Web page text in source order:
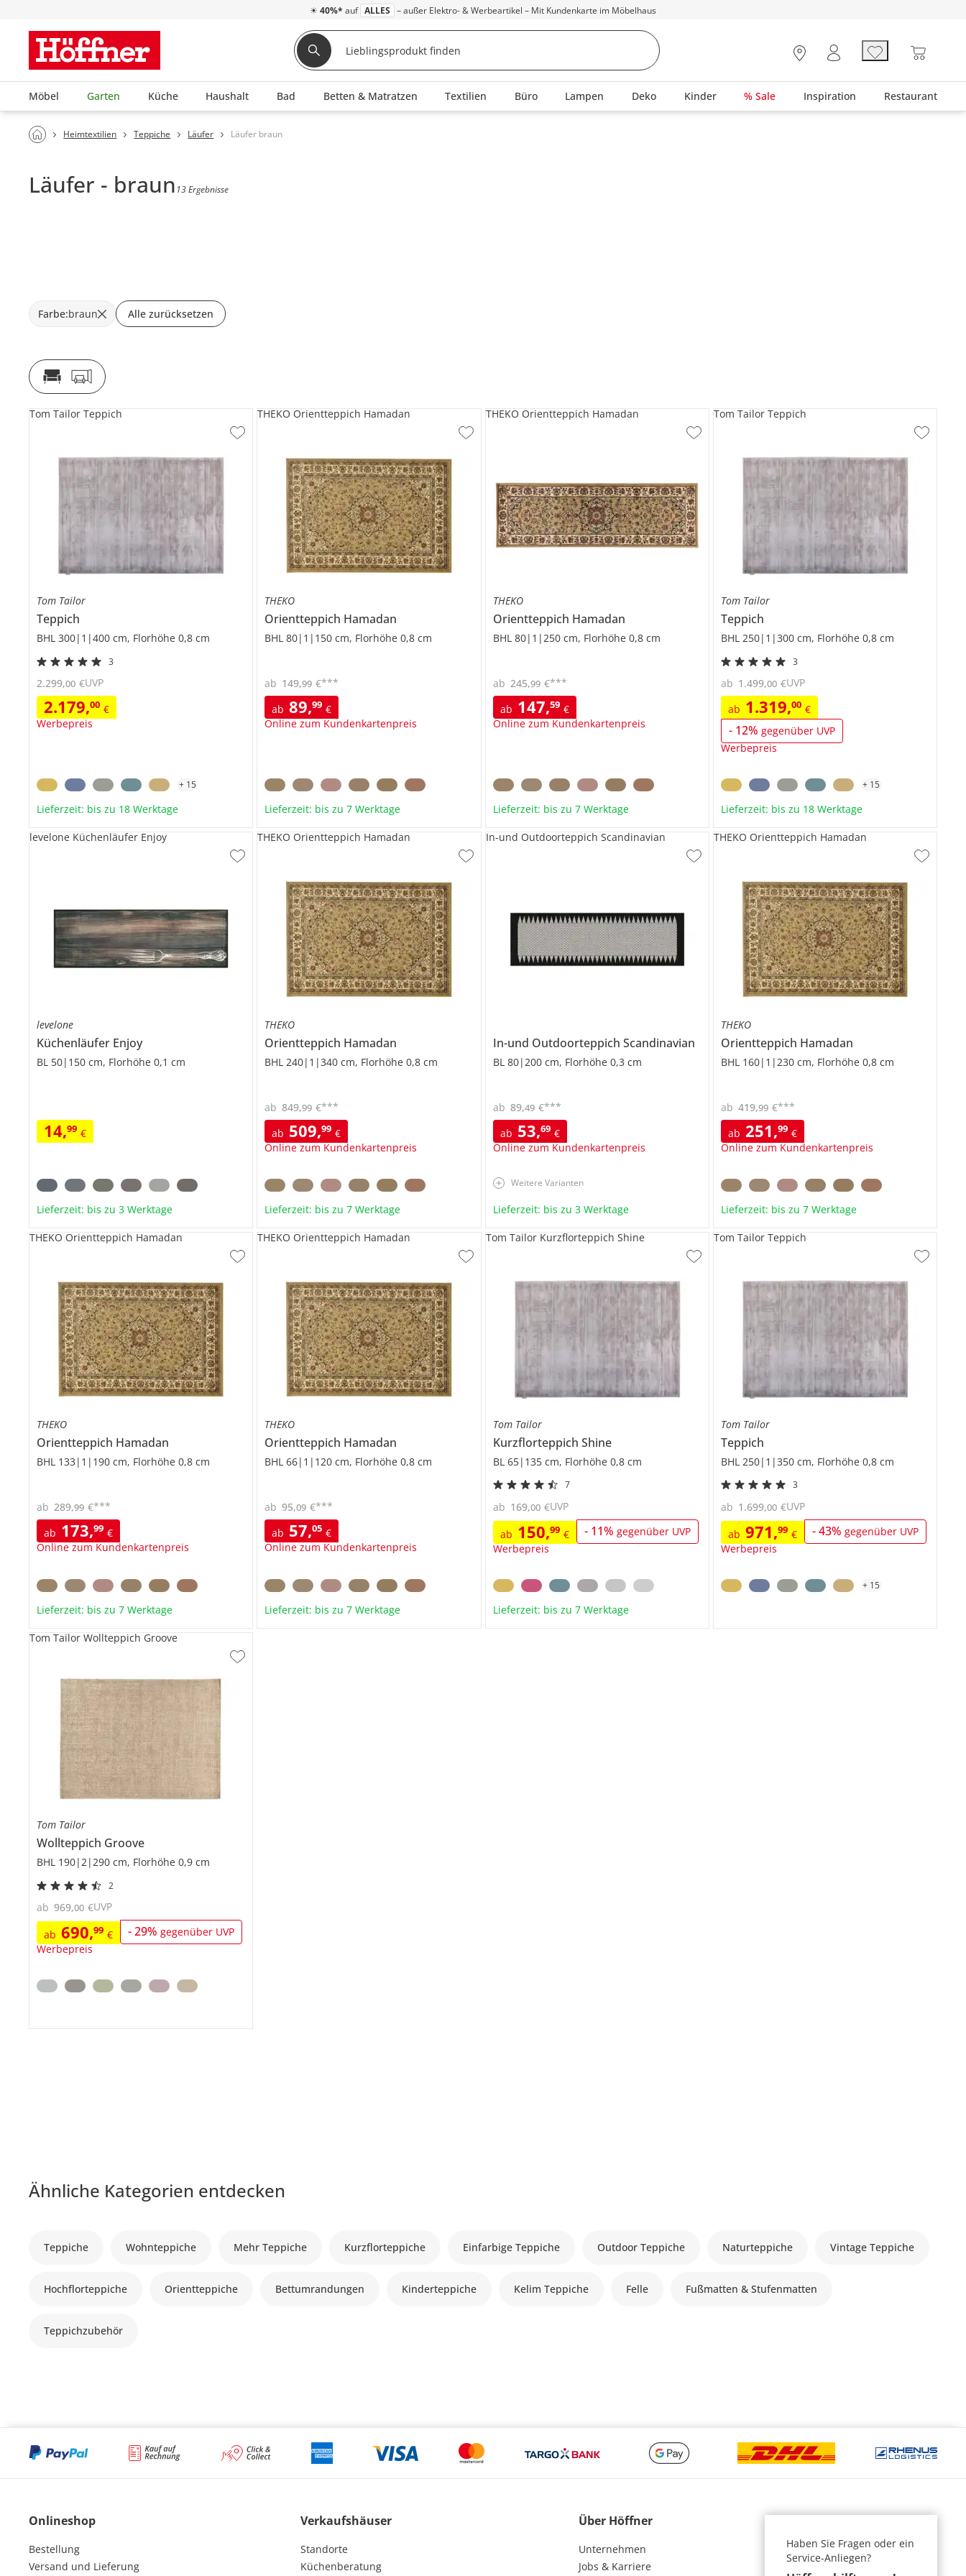
☀ 40%* auf ALLES – außer Elektro- & Werbeartikel – Mit Kundenkarte im Möbelhaus
Möbel Garten Küche Haushalt Bad Betten & Matratzen Textilien Büro Lampen Deko Kinder % Sale Inspiration Restaurant
Heimtextilien Teppiche Läufer Läufer braun
Läufer - braun 13 Ergebnisse
Farbe:braun Alle zurücksetzen
Tom Tailor
Teppich
BHL 300|1|400 cm, Florhöhe 0,8 cm
3
2.179,00 €
Werbepreis
2.299,00 €UVP
Tom Tailor Teppich
+ 15
Lieferzeit: bis zu 18 Werktage
THEKO
Orientteppich Hamadan
BHL 80|1|150 cm, Florhöhe 0,8 cm
ab 89,99 €
Online zum Kundenkartenpreis
ab 149,99 €***
THEKO Orientteppich Hamadan
Lieferzeit: bis zu 7 Werktage
THEKO
Orientteppich Hamadan
BHL 80|1|250 cm, Florhöhe 0,8 cm
ab 147,59 €
Online zum Kundenkartenpreis
ab 245,99 €***
THEKO Orientteppich Hamadan
Lieferzeit: bis zu 7 Werktage
Tom Tailor
Teppich
BHL 250|1|300 cm, Florhöhe 0,8 cm
3
ab 1.319,00 €
- 12% gegenüber UVP
Werbepreis
ab 1.499,00 €UVP
Tom Tailor Teppich
+ 15
Lieferzeit: bis zu 18 Werktage
levelone
Küchenläufer Enjoy
BL 50|150 cm, Florhöhe 0,1 cm
14,99 €
levelone Küchenläufer Enjoy
Lieferzeit: bis zu 3 Werktage
THEKO
Orientteppich Hamadan
BHL 240|1|340 cm, Florhöhe 0,8 cm
ab 509,99 €
Online zum Kundenkartenpreis
ab 849,99 €***
THEKO Orientteppich Hamadan
Lieferzeit: bis zu 7 Werktage
In-und Outdoorteppich Scandinavian
BL 80|200 cm, Florhöhe 0,3 cm
ab 53,69 €
Online zum Kundenkartenpreis
ab 89,49 €***
In-und Outdoorteppich Scandinavian
Weitere Varianten
Lieferzeit: bis zu 3 Werktage
THEKO
Orientteppich Hamadan
BHL 160|1|230 cm, Florhöhe 0,8 cm
ab 251,99 €
Online zum Kundenkartenpreis
ab 419,99 €***
THEKO Orientteppich Hamadan
Lieferzeit: bis zu 7 Werktage
THEKO
Orientteppich Hamadan
BHL 133|1|190 cm, Florhöhe 0,8 cm
ab 173,99 €
Online zum Kundenkartenpreis
ab 289,99 €***
THEKO Orientteppich Hamadan
Lieferzeit: bis zu 7 Werktage
THEKO
Orientteppich Hamadan
BHL 66|1|120 cm, Florhöhe 0,8 cm
ab 57,05 €
Online zum Kundenkartenpreis
ab 95,09 €***
THEKO Orientteppich Hamadan
Lieferzeit: bis zu 7 Werktage
Tom Tailor
Kurzflorteppich Shine
BL 65|135 cm, Florhöhe 0,8 cm
7
ab 150,99 € - 11% gegenüber UVP
Werbepreis
ab 169,00 €UVP
Tom Tailor Kurzflorteppich Shine
Lieferzeit: bis zu 7 Werktage
Tom Tailor
Teppich
BHL 250|1|350 cm, Florhöhe 0,8 cm
3
ab 971,99 € -43% gegenüber UVP
Werbepreis
ab 1.699,00 €UVP
Tom Tailor Teppich
+ 15
Tom Tailor
Wollteppich Groove
BHL 190|2|290 cm, Florhöhe 0,9 cm
2
ab 690,99 € -29%gegenüber UVP
Werbepreis
ab 969,00 €UVP
Tom Tailor Wollteppich Groove
Ähnliche Kategorien entdecken
Teppiche Wohnteppiche Mehr Teppiche Kurzflorteppiche Einfarbige Teppiche Outdoor Teppiche Naturteppiche Vintage Teppiche
Hochflorteppiche Orientteppiche Bettumrandungen Kinderteppiche Kelim Teppiche Felle Fußmatten & Stufenmatten
Teppichzubehör
Onlineshop
Bestellung
Versand und Lieferung
Verkaufshäuser
Standorte
Küchenberatung
Über Höffner
Unternehmen
Jobs & Karriere
Haben Sie Fragen oder ein
Service-Anliegen?